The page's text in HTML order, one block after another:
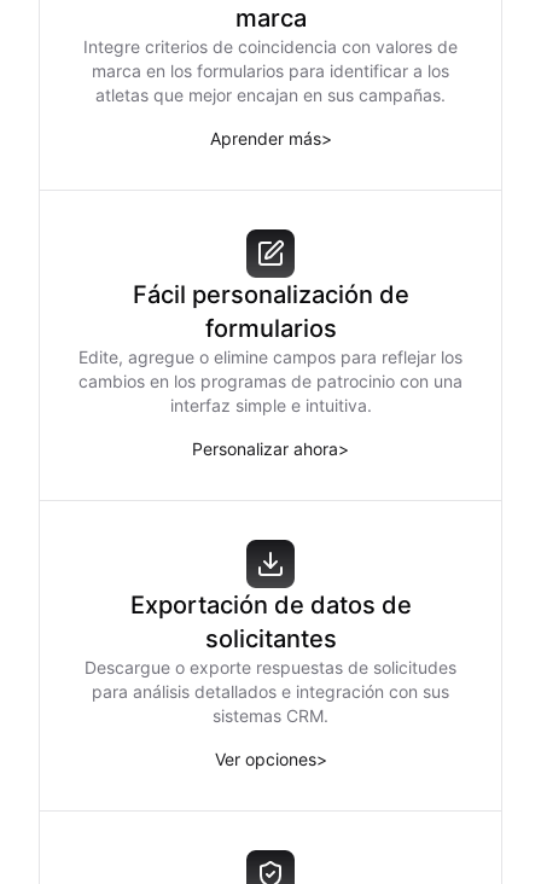
marca
Integre criterios de coincidencia con valores de
marca en los formularios para identificar a los
atletas que mejor encajan en sus campañas.
Aprender más>
Fácil personalización de
formularios
Edite, agregue o elimine campos para reflejar los
cambios en los programas de patrocinio con una
interfaz simple e intuitiva.
Personalizar ahora>
Exportación de datos de
solicitantes
Descargue o exporte respuestas de solicitudes
para análisis detallados e integración con sus
sistemas CRM.
Ver opciones>